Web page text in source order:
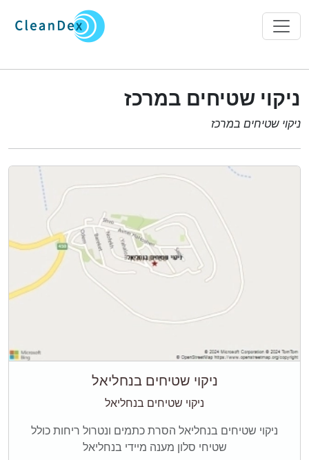
ניקוי שטיחים במרכז
ניקוי שטיחים במרכז
ניקוי שטיחים בנחליאל
ניקוי שטיחים בנחליאל
ניקוי שטיחים בנחליאל הסרת כתמים ונטרול ריחות כולל
שטיחי סלון מענה מיידי בנחליאל